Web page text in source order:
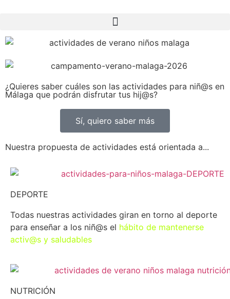
¿Quieres saber cuáles son las actividades para niñ@s en
Málaga que podrán disfrutar tus hij@s?
Sí, quiero saber más
Nuestra propuesta de actividades está orientada a...
DEPORTE
Todas nuestras actividades giran en torno al deporte
para enseñar a los niñ@s el hábito de mantenerse
activ@s y saludables
NUTRICIÓN